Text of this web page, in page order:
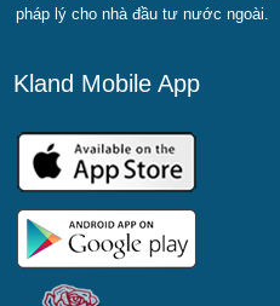
pháp lý cho nhà đầu tư nước ngoài.
Kland Mobile App